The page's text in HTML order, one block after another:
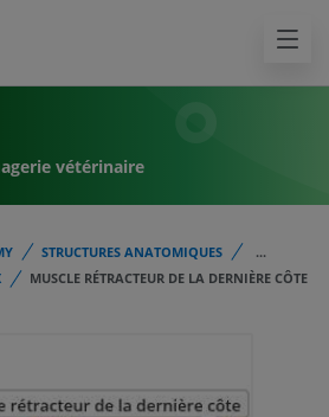
vétérinaire
STRUCTURES ANATOMIQUES
...
MUSCLE RÉTRACTEUR DE LA DERNIÈRE CÔTE